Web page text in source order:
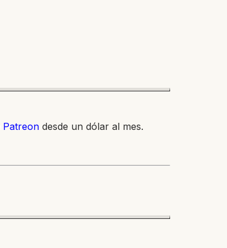
Patreon desde un dólar al mes.